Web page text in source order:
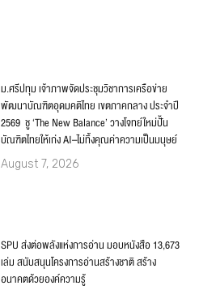
ม.ศรีปทุม เจ้าภาพจัดประชุมวิชาการเครือข่าย
พัฒนาบัณฑิตอุดมคติไทย เขตภาคกลาง ประจำปี
2569 ชู ‘The New Balance’ วางโจทย์ใหม่ปั้น
บัณฑิตไทยให้เก่ง AI–ไม่ทิ้งคุณค่าความเป็นมนุษย์
August 7, 2026
SPU ส่งต่อพลังแห่งการอ่าน มอบหนังสือ 13,673
เล่ม สนับสนุนโครงการอ่านสร้างชาติ สร้าง
อนาคตด้วยองค์ความรู้